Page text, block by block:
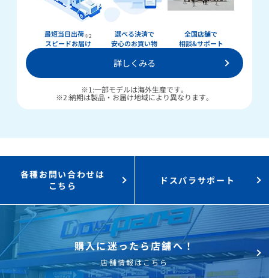
最短当日出荷※2
スピードお届け
選べる決済で
安心のお買い物
全国店舗で
相談&サポート
詳しくみる
※1:一部モデルは海外生産です。
※2:納期は製品・お届け地域により異なります。
各種お問い合わせは
こちら
ドスパラサポート
購入に迷ったら店舗へ！
店舗情報はこちら